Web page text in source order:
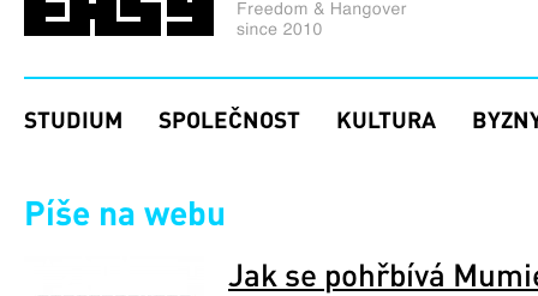
STUDIUM SPOLEČNOST KULTURA
Píše na webu
Jak se pohřbívá